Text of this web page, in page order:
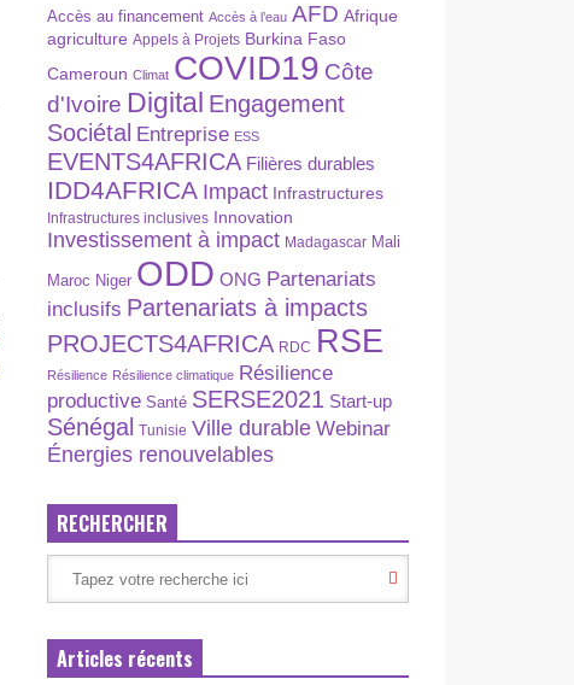
Accès au financement Accès à l’eau AFD Afrique
agriculture Appels à Projets Burkina Faso
Cameroun Climat COVID19 Côte
d'Ivoire Digital Engagement
Sociétal Entreprise ESS
EVENTS4AFRICA Filières durables
IDD4AFRICA Impact Infrastructures
Infrastructures inclusives Innovation
Investissement à impact Madagascar Mali
Maroc Niger ODD ONG Partenariats
inclusifs Partenariats à impacts
PROJECTS4AFRICA RDC RSE
Résilience Résilience climatique Résilience
productive Santé SERSE2021 Start-up
Sénégal Tunisie Ville durable Webinar
Énergies renouvelables
RECHERCHER
Articles récents